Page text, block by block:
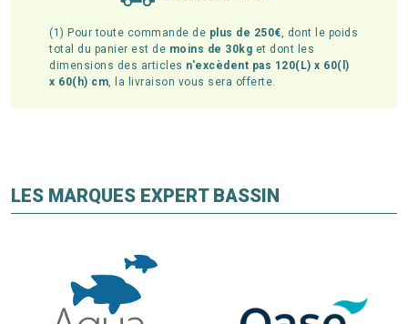
(1) Pour toute commande de plus de 250€, dont le poids
total du panier est de moins de 30kg et dont les
dimensions des articles n'excèdent pas 120(L) x 60(l)
x 60(h) cm, la livraison vous sera offerte.
LES MARQUES EXPERT BASSIN